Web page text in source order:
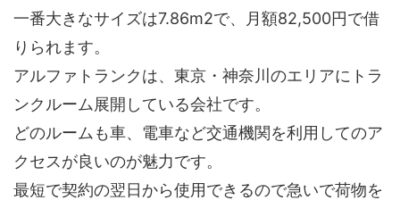
一番大きなサイズは7.86m2で、月額82,500円で借
りられます。
アルファトランクは、東京・神奈川のエリアにトラ
ンクルーム展開している会社です。
どのルームも車、電車など交通機関を利用してのア
クセスが良いのが魅力です。
最短で契約の翌日から使用できるので急いで荷物を